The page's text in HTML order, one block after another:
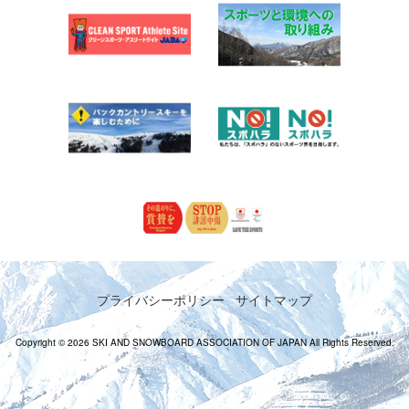
プライバシーポリシー サイトマップ
Copyright © 2026 SKI AND SNOWBOARD ASSOCIATION OF JAPAN All Rights Reserved.